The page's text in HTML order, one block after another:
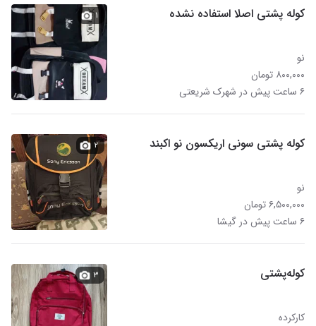
کوله پشتی اصلا استفاده نشده
نو
۸۰۰,۰۰۰ تومان
۶ ساعت پیش در شهرک شریعتی
۱
کوله پشتی سونی اریکسون نو اکبند
نو
۶,۵۰۰,۰۰۰ تومان
۶ ساعت پیش در گیشا
۲
کوله‌پشتی
کارکرده
۳